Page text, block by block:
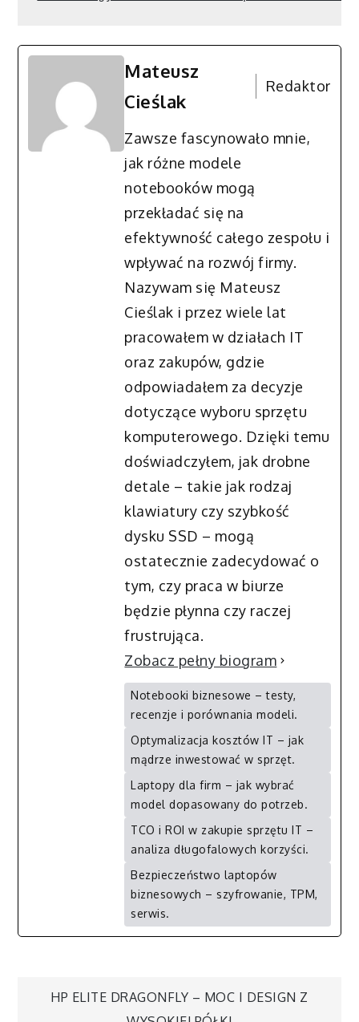
Mateusz
Cieślak
Redaktor
Zawsze fascynowało mnie,
jak różne modele
notebooków mogą
przekładać się na
efektywność całego zespołu i
wpływać na rozwój firmy.
Nazywam się Mateusz
Cieślak i przez wiele lat
pracowałem w działach IT
oraz zakupów, gdzie
odpowiadałem za decyzje
dotyczące wyboru sprzętu
komputerowego. Dzięki temu
doświadczyłem, jak drobne
detale – takie jak rodzaj
klawiatury czy szybkość
dysku SSD – mogą
ostatecznie zadecydować o
tym, czy praca w biurze
będzie płynna czy raczej
frustrująca.
Zobacz pełny biogram
Notebooki biznesowe – testy,
recenzje i porównania modeli.
Optymalizacja kosztów IT – jak
mądrze inwestować w sprzęt.
Laptopy dla firm – jak wybrać
model dopasowany do potrzeb.
TCO i ROI w zakupie sprzętu IT –
analiza długofalowych korzyści.
Bezpieczeństwo laptopów
biznesowych – szyfrowanie, TPM,
serwis.
Nawigacja
HP ELITE DRAGONFLY – MOC I DESIGN Z